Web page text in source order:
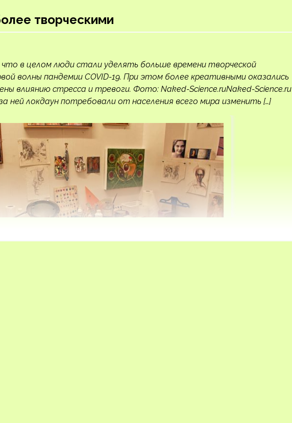
творческими
что в целом люди стали уделять больше времени творческой
волны пандемии COVID-19. При этом более креативными оказались
влиянию стресса и тревоги. Фото: Naked-Science.ruNaked-Science.ru
ней локдаун потребовали от населения всего мира изменить […]